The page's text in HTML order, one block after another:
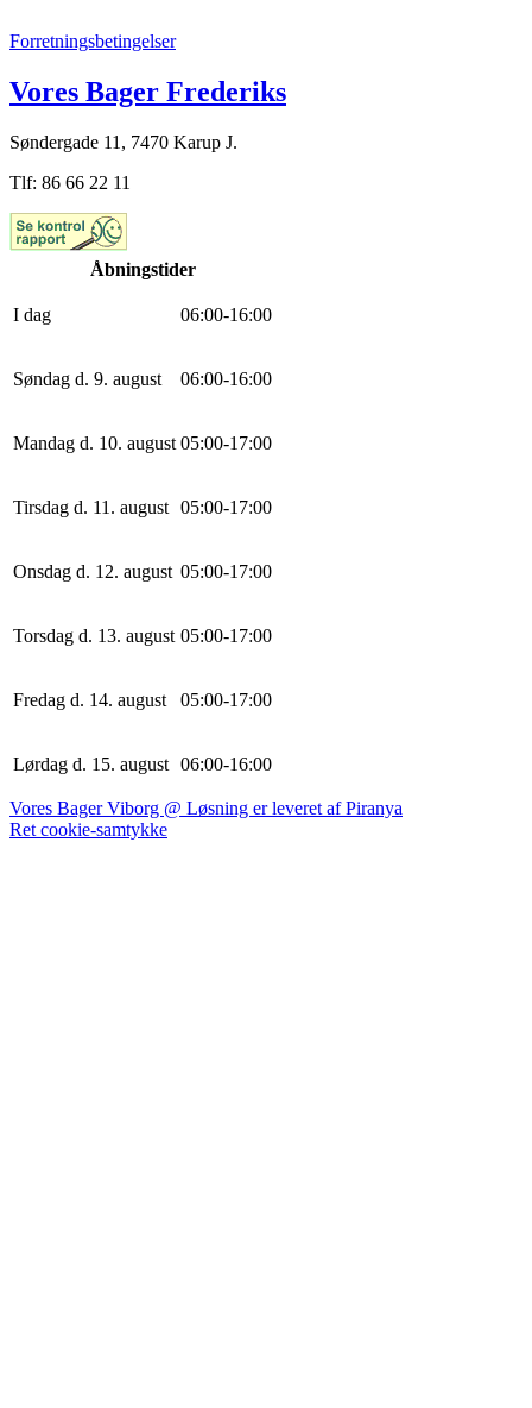
Forretningsbetingelser
Vores Bager Frederiks
Søndergade 11, 7470 Karup J.
Tlf: 86 66 22 11
Åbningstider
I dag 06:00-16:00
Søndag d. 9. august 06:00-16:00
Mandag d. 10. august 05:00-17:00
Tirsdag d. 11. august 05:00-17:00
Onsdag d. 12. august 05:00-17:00
Torsdag d. 13. august 05:00-17:00
Fredag d. 14. august 05:00-17:00
Lørdag d. 15. august 06:00-16:00
Vores Bager Viborg @ Løsning er leveret af Piranya
Ret cookie-samtykke